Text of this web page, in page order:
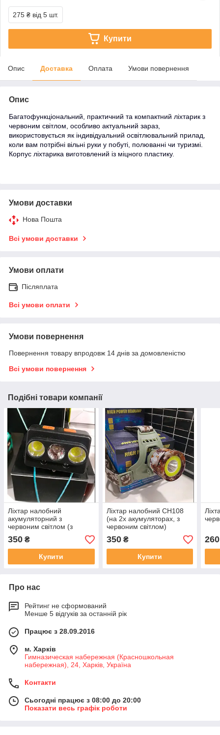
275 ₴ від 5 шт.
Купити
Опис Доставка Оплата Умови повернення
Опис
Багатофункціональний, практичний та компактний ліхтарик з
червоним світлом, особливо актуальний зараз,
використовується як індивідуальний освітлювальний прилад,
коли вам потрібні вільні руки у побуті, полюванні чи туризмі.
Корпус ліхтарика виготовлений із міцного пластику.
Умови доставки
Нова Пошта
Всі умови доставки
Умови оплати
Післяплата
Всі умови оплати
Умови повернення
Повернення товару впродовж 14 днів за домовленістю
Всі умови повернення
Подібні товари компанії
Ліхтар налобний
акумуляторний з
червоним світлом (з
датчиком на пам'ять та
включен,з синім та зелени
коліром)
350 ₴
Купити
Ліхтар налобний СН108
(на 2х акумуляторах, з
червоним світлом)
350₴
Купити
260
Про нас
Рейтинг не сформований
Менше 5 відгуків за останній рік
Працює з 28.09.2016
м. Харків
Гимназическая набережная (Красношкольная
набережная), 24, Харків, Україна
Контакти
Сьогодні працює з 08:00 до 20:00
Показати весь графік роботи